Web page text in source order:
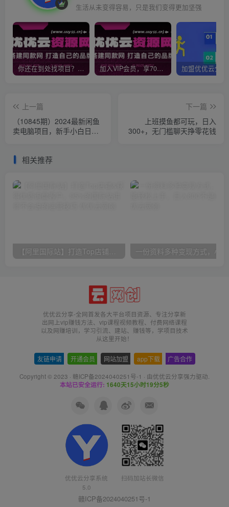
生活从未变得容易，只是我们变得更加坚强
你还在到处找项目？还在当韭菜？我靠网创资源站一个月收入5万+，曾经我也是个失败者。 加入VIP会员，享70%的推广提成，免费学习多种网上创业课程，菜鸟秒变大神！
上一篇
（10845期）2024最新闲鱼
卖电脑项目，新手小白日入
下一篇
上班摸鱼都可玩，日入
300+，无门槛聊天挣零花钱
相关推荐
优优云分享-全网首发各大平台项目资源、专注分享新
出网上vip赚钱方法、vip课程视频教程、付费网络课程
以及网赚培训，学习引流、建站、赚钱等，学项目技术
从这里开始！
友链申请 开通会员 网站加盟 app下载 广告合作
Copyright © 2023 · 赣ICP备2024040251号-1 · 由优优云分享强力驱动.
本站已安全运行: 1640天15小时19分5秒
优优云分享系统
5.0
扫码加站长微信
赣ICP备2024040251号-1